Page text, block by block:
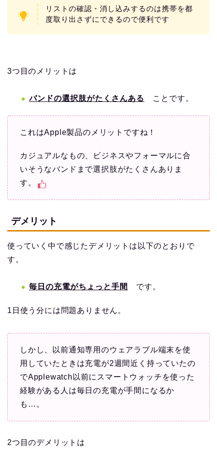
リストの確認・消し込みするのは携帯を都
度取り出さずにできるので便利です
3つ目のメリットは
バンドの選択肢がたくさんある ことです。
これはApple製品のメリットですね！
カジュアルなもの、ビジネスやフォーマルに合
いそうなバンドまで選択肢がたくさんありま
す。
デメリット
使っていく中で感じたデメリットは以下のとおりで
す。
毎日の充電がちょっと手間 です。
1日使う分には問題ありません。
しかし、以前通知専用のウェアラブル端末を使
用していたときは充電が2週間近く持っていたの
でApplewatch以前にスマートウォッチを使った
経験がある人は毎日の充電が手間になるか
も…。
2つ目のデメリットは